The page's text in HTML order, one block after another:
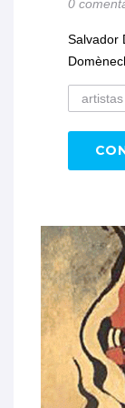
0
Salvador
artistas